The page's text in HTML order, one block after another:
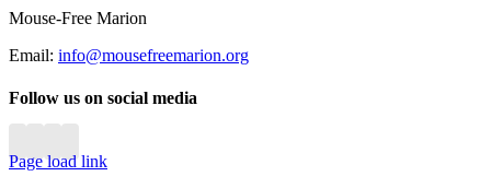
Bar
Mouse-Free Marion
Email: info@mousefreemarion.org
Follow us on social media
Page load link